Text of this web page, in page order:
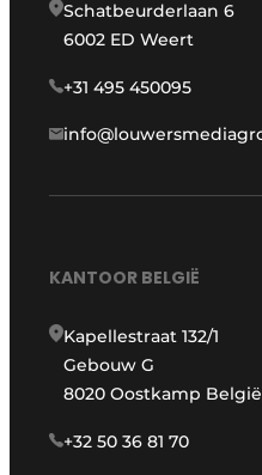
Schatbeurderlaan 6
6002 ED Weert
+31 495 450095
KANTOOR BELGIË
Kapellestraat 132/1
Gebouw G
8020 Oostkamp België
+32 50 36 81 70